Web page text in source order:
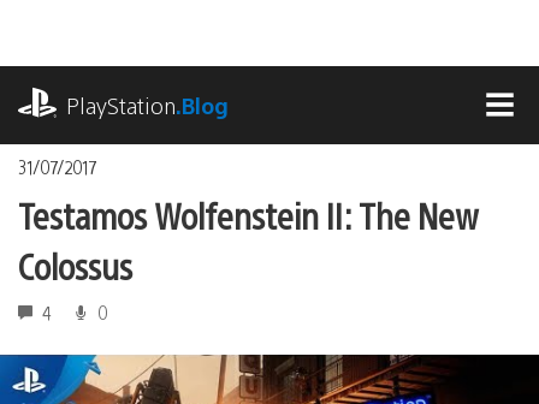
o
conteúdoPlayStation.Blog
31/07/2017
Testamos Wolfenstein II: The New
Colossus
4 0